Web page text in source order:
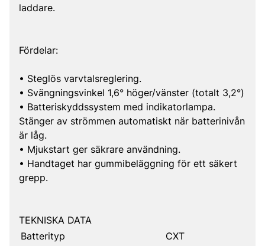
laddare.
Fördelar:
• Steglös varvtalsreglering.
• Svängningsvinkel 1,6° höger/vänster (totalt 3,2°)
• Batteriskyddssystem med indikatorlampa.
Stänger av strömmen automatiskt när batterinivån
är låg.
• Mjukstart ger säkrare användning.
• Handtaget har gummibeläggning för ett säkert
grepp.
TEKNISKA DATA
Batterityp
CXT